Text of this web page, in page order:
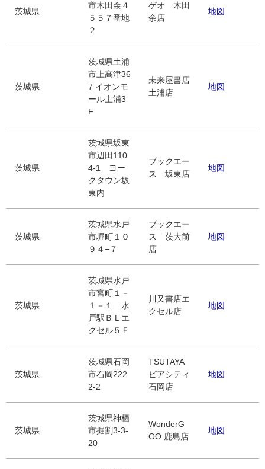
茨城県
市木田余４
５５７番地
２
ゲオ 木田
余店
地図
茨城県
茨城県土浦
市上高津36
7 イオンモ
ール土浦3
F
未来屋書店
土浦店
地図
茨城県
茨城県坂東
市辺田110
4-1 ヨー
クタウン坂
東内
ブックエー
ス 坂東店
地図
茨城県
茨城県水戸
市堀町１０
９４−７
ブックエー
ス 茨大前
店
地図
茨城県
茨城県水戸
市宮町１－
１－１ 水
戸駅ＢＬエ
クセル５Ｆ
川又書店エ
クセル店
地図
茨城県
茨城県石岡
市石岡222
2-2
TSUTAYA
ピアシティ
石岡店
地図
茨城県
茨城県神栖
市掘割3-3-
20
WonderG
OO 鹿島店
地図